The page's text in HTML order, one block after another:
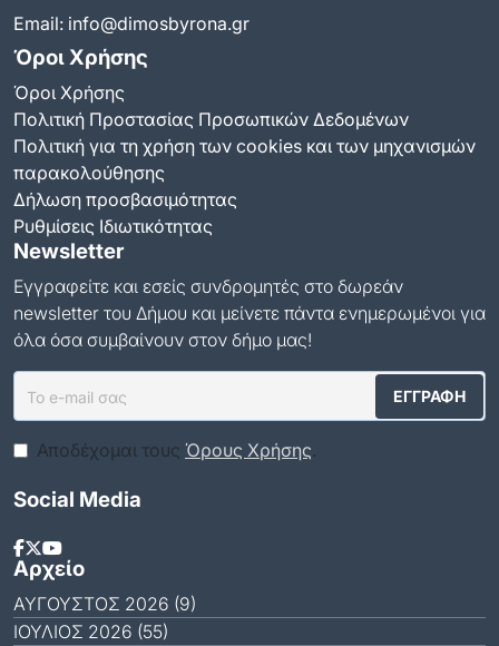
Email: info@dimosbyrona.gr
Όροι Χρήσης
Όροι Χρήσης
Πολιτική Προστασίας Προσωπικών Δεδομένων
Πολιτική για τη χρήση των cookies και των μηχανισμών
παρακολούθησης
Δήλωση προσβασιμότητας
Ρυθμίσεις Ιδιωτικότητας
Newsletter
Εγγραφείτε και εσείς συνδρομητές στο δωρεάν
newsletter του Δήμου και μείνετε πάντα ενημερωμένοι για
όλα όσα συμβαίνουν στον δήμο μας!
Αποδέχομαι τους Όρους Χρήσης.
Social Media
Αρχείο
ΑΎΓΟΥΣΤΟΣ 2026 (9)
ΙΟΎΛΙΟΣ 2026 (55)